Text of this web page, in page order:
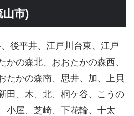
山市)
後平井、江戸川台東、江戸
かの森北、おおたかの森西、
たかの森南、思井、加、上貝
田、木、北、桐ケ谷、こうの
小屋、芝崎、下花輪、十太